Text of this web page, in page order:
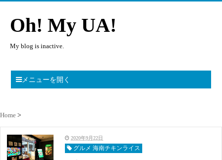
Oh! My UA!
My blog is inactive.
メニューを開く
Home
2020年9月22日
グルメ 海南チキンライス